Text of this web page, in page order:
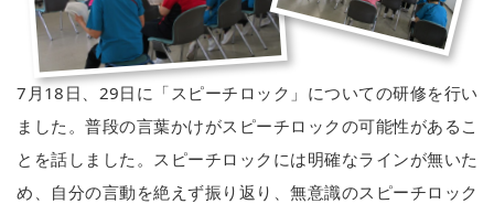
7月18日、29日に「スピーチロック」についての研修を行い
ました。普段の言葉かけがスピーチロックの可能性があるこ
とを話しました。スピーチロックには明確なラインが無いた
め、自分の言動を絶えず振り返り、無意識のスピーチロック